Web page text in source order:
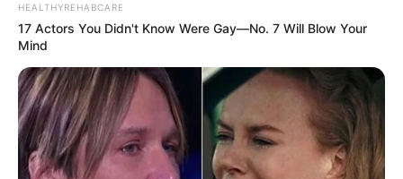
HEALTHYREHABCARE
17 Actors You Didn't Know Were Gay—No. 7 Will Blow Your
Mind